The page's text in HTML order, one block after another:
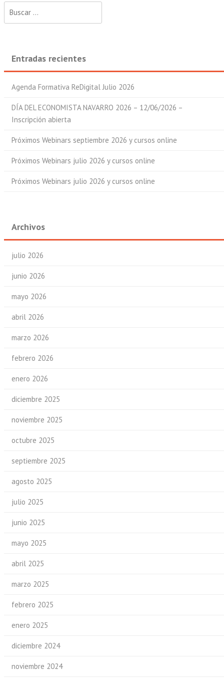
Entradas recientes
Agenda Formativa ReDigital Julio 2026
DÍA DEL ECONOMISTA NAVARRO 2026 – 12/06/2026 –
Inscripción abierta
Próximos Webinars septiembre 2026 y cursos online
Próximos Webinars julio 2026 y cursos online
Próximos Webinars julio 2026 y cursos online
Archivos
julio 2026
junio 2026
mayo 2026
abril 2026
marzo 2026
febrero 2026
enero 2026
diciembre 2025
noviembre 2025
octubre 2025
septiembre 2025
agosto 2025
julio 2025
junio 2025
mayo 2025
abril 2025
marzo 2025
febrero 2025
enero 2025
diciembre 2024
noviembre 2024